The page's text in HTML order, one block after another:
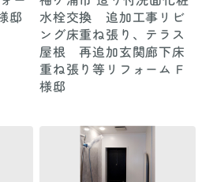
邸
水栓交換 追加工事リビ
ング床重ね張り、テラス
屋根 再追加玄関廊下床
重ね張り等リフォーム F
様邸